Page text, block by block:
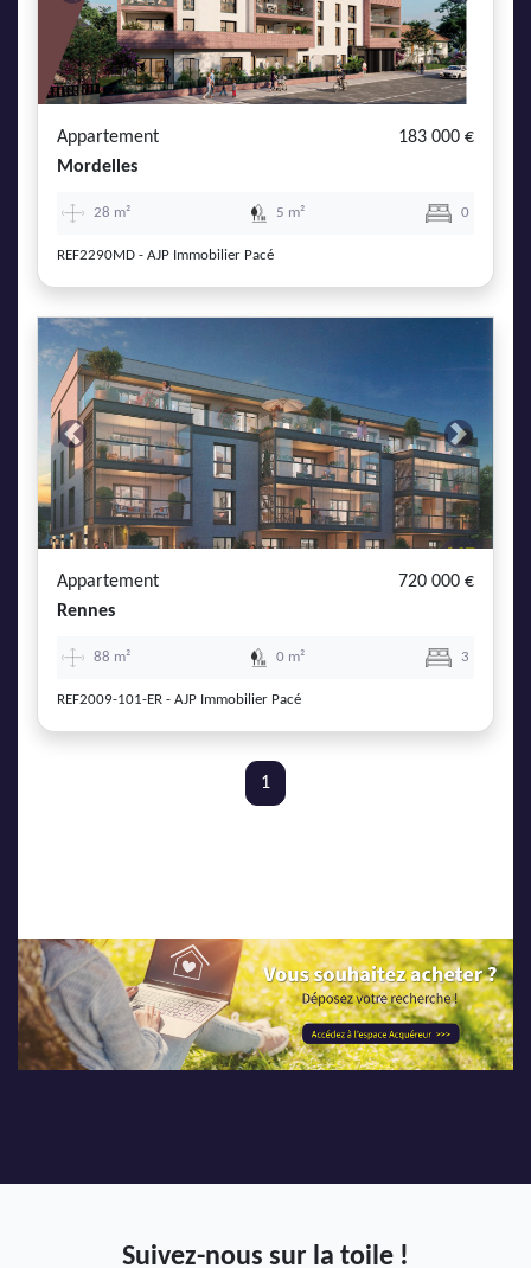
Appartement
183 000 €
Mordelles
28 m² 5 m² 0
REF2290MD - AJP Immobilier Pacé
Previous Next
Appartement
720 000 €
Rennes
88 m² 0 m² 3
REF2009-101-ER - AJP Immobilier Pacé
1
Suivez-nous sur la toile !